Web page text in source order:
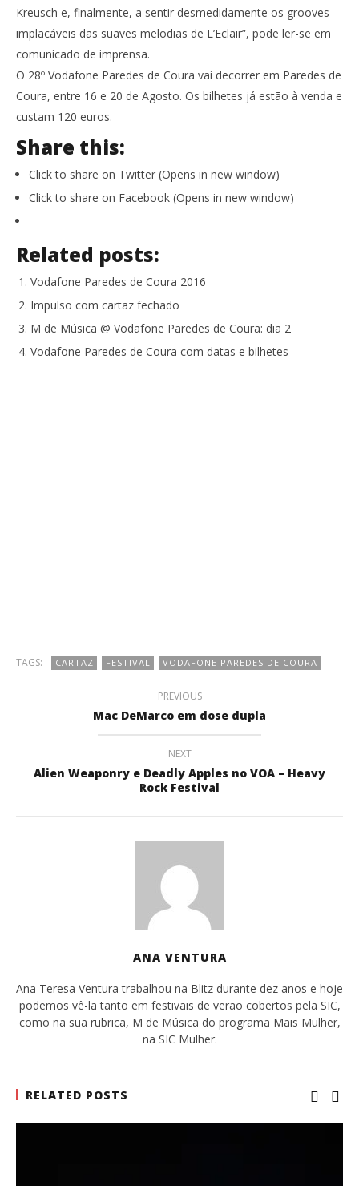
Kreusch e, finalmente, a sentir desmedidamente os grooves
implacáveis das suaves melodias de L’Eclair”, pode ler-se em
comunicado de imprensa.
O 28º Vodafone Paredes de Coura vai decorrer em Paredes de
Coura, entre 16 e 20 de Agosto. Os bilhetes já estão à venda e
custam 120 euros.
Share this:
Click to share on Twitter (Opens in new window)
Click to share on Facebook (Opens in new window)
Related posts:
Vodafone Paredes de Coura 2016
Impulso com cartaz fechado
M de Música @ Vodafone Paredes de Coura: dia 2
Vodafone Paredes de Coura com datas e bilhetes
TAGS: CARTAZ FESTIVAL VODAFONE PAREDES DE COURA
PREVIOUS
Mac DeMarco em dose dupla
NEXT
Alien Weaponry e Deadly Apples no VOA – Heavy
Rock Festival
ANA VENTURA
Ana Teresa Ventura trabalhou na Blitz durante dez anos e hoje
podemos vê-la tanto em festivais de verão cobertos pela SIC,
como na sua rubrica, M de Música do programa Mais Mulher,
na SIC Mulher.
RELATED POSTS